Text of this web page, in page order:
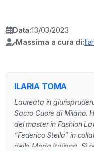
Data:13/03/2023
Massima a cura di:
ILARIA TOMA
Laureata in
Sacro Cuore di Milano.
del master in Fashion
“Federico Stella” in
della Moda Italiana. Si